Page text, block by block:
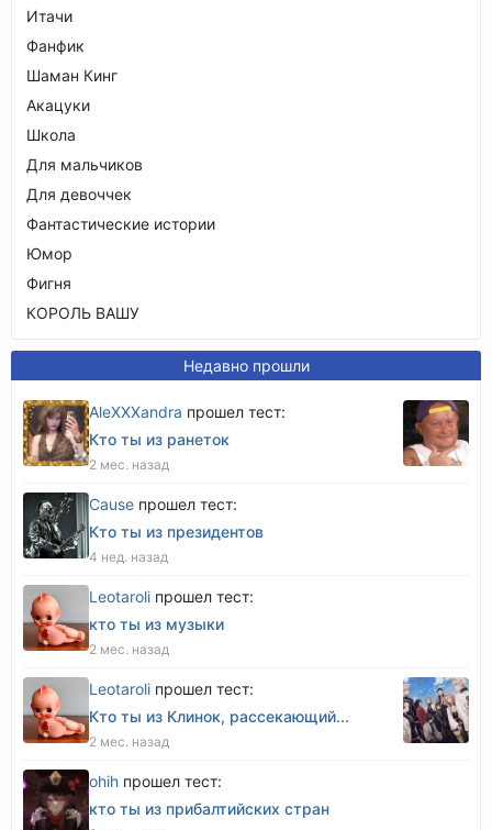
Итачи
Фанфик
Шаман Кинг
Акацуки
Школа
Для мальчиков
Для девоччек
Фантастические истории
Юмор
Фигня
КОРОЛЬ ВАШУ
Недавно прошли
AleXXXandra прошел тест:
Кто ты из ранеток
2 мес. назад
Cause прошел тест:
Кто ты из президентов
4 нед. назад
Leotaroli прошел тест:
кто ты из музыки
2 мес. назад
Leotaroli прошел тест:
Кто ты из Клинок, рассекающий...
2 мес. назад
оhih прошел тест:
кто ты из прибалтийских стран